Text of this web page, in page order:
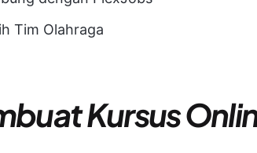
Tim Olahraga
Kursus